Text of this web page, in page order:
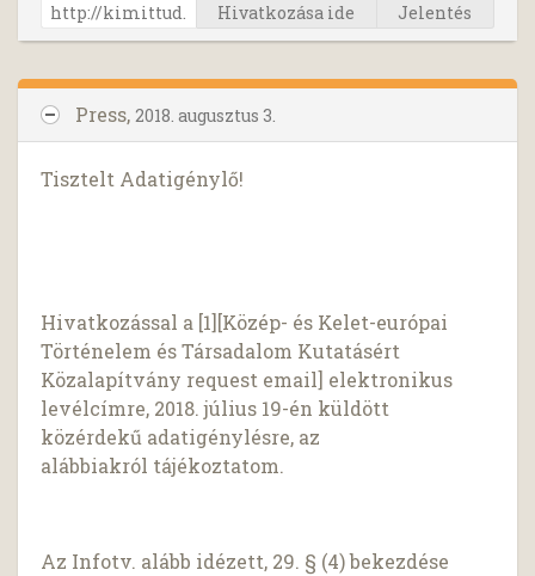
Hivatkozása ide Jelentés
Press, 2018. augusztus 3.
Tisztelt Adatigénylő!
Hivatkozással a [1][Közép- és Kelet-európai
Történelem és Társadalom Kutatásért
Közalapítvány request email] elektronikus
levélcímre, 2018. július 19-én küldött
közérdekű adatigénylésre, az
alábbiakról tájékoztatom.
Az Infotv. alább idézett, 29. § (4) bekezdése